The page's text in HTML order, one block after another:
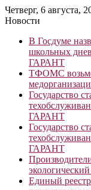
Четверг, 6 августа,
Новости
В Госдуме
школьных
ГАРАНТ
ТФОМС
Государство
ГАРАНТ
Государство
ГАРАНТ
Единый